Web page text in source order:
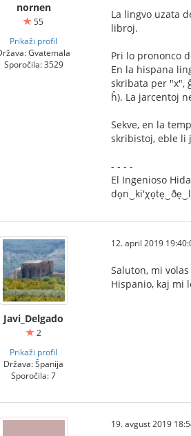
nornen
55
Prikaži profil
Gvatemala
Sporočila: 3529
La lingvo uzata
libroj.
Pri lo prononco
En la hispana
skribata per "x",
ĥ). La jarcentoj
Sekve, en la
skribistoj, eble li
- - - -
El Ingenioso
Javi_Delgado
2
Prikaži profil
Država: Španija
Sporočila: 7
12. april 2019
Saluton, mi
Hispanio, kaj mi
19. avgust 2019